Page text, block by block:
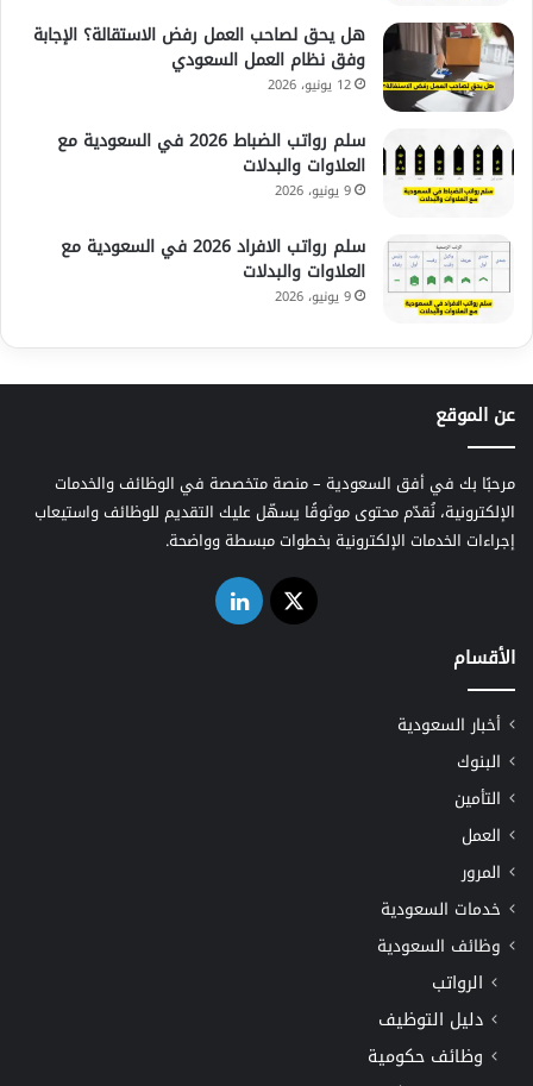
هل يحق لصاحب العمل رفض الاستقالة؟ الإجابة
وفق نظام العمل السعودي
12 يونيو، 2026
سلم رواتب الضباط 2026 في السعودية مع
العلاوات والبدلات
9 يونيو، 2026
سلم رواتب الافراد 2026 في السعودية مع
العلاوات والبدلات
9 يونيو، 2026
عن الموقع
مرحبًا بك في أفق السعودية – منصة متخصصة في الوظائف والخدمات
الإلكترونية، نُقدّم محتوى موثوقًا يسهّل عليك التقديم للوظائف واستيعاب
إجراءات الخدمات الإلكترونية بخطوات مبسطة وواضحة.
‫X لينكدإن
الأقسام
أخبار السعودية
البنوك
التأمين
العمل
المرور
خدمات السعودية
وظائف السعودية
الرواتب
دليل التوظيف
وظائف حكومية